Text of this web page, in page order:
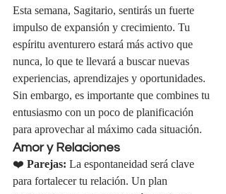
Esta semana, Sagitario, sentirás un fuerte
impulso de expansión y crecimiento. Tu
espíritu aventurero estará más activo que
nunca, lo que te llevará a buscar nuevas
experiencias, aprendizajes y oportunidades.
Sin embargo, es importante que combines tu
entusiasmo con un poco de planificación
para aprovechar al máximo cada situación.
Amor y Relaciones
❤️ Parejas: La espontaneidad será clave
para fortalecer tu relación. Un plan